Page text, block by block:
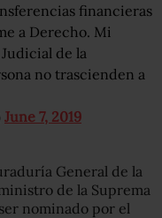
financieras
a Derecho. Mi
de la
no trascienden a
June 7, 2019
General de la
de la Suprema
nominado por el